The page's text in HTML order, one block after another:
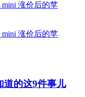
道的这9件事儿